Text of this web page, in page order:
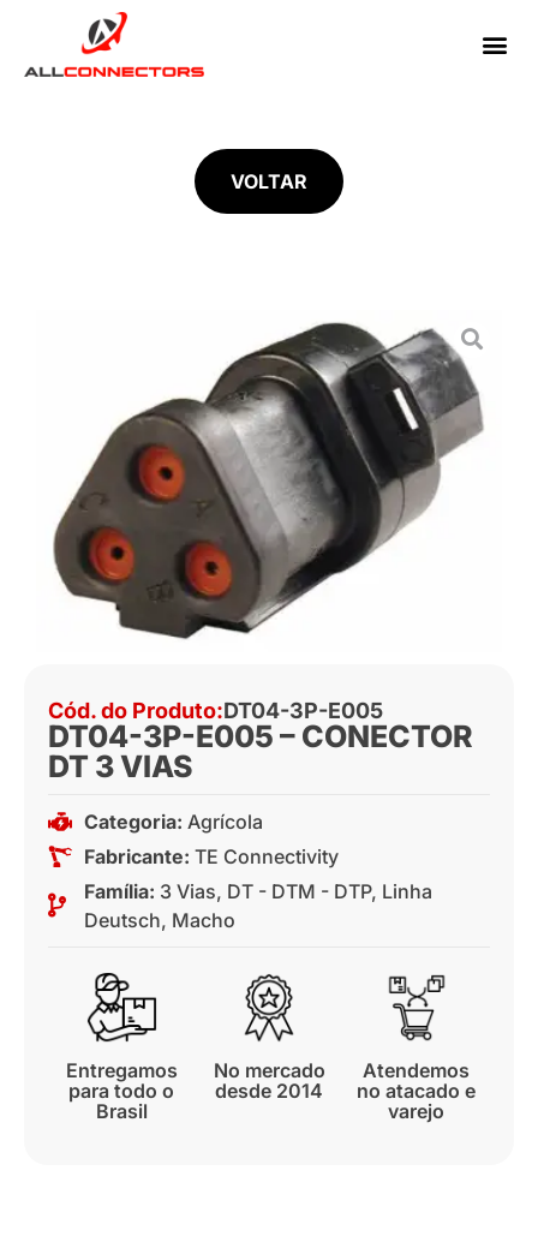
VOLTAR
Cód. do Produto:DT04-3P-E005
DT04-3P-E005 – CONECTOR
DT 3 VIAS
Categoria: Agrícola
Fabricante: TE Connectivity
Família: 3 Vias, DT - DTM - DTP, Linha
Deutsch, Macho
Entregamos
para todo o
Brasil
No mercado
desde 2014
Atendemos
no atacado e
varejo